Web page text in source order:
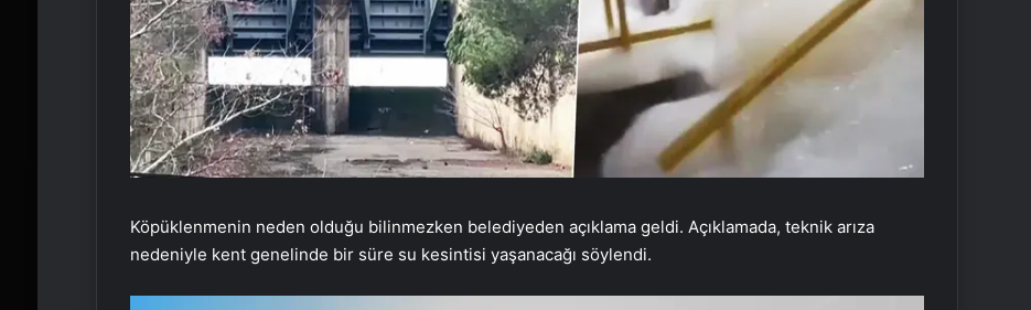
Köpüklenmenin neden olduğu bilinmezken belediyeden açıklama geldi. Açıklamada, teknik arıza
nedeniyle kent genelinde bir süre su kesintisi yaşanacağı söylendi.